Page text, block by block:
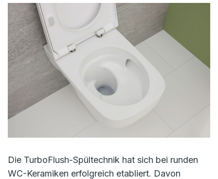
Die TurboFlush-Spültechnik hat sich bei runden
WC-Keramiken erfolgreich etabliert. Davon